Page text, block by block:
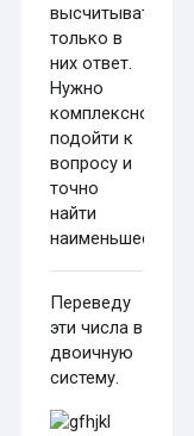
высчитывать
только в
них ответ.
Нужно
комплексно
подойти к
вопросу и
точно
найти
наименьшее.
Переведу
эти числа в
двоичную
систему.